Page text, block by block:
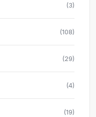
(3)
(108)
(29)
(4)
(19)